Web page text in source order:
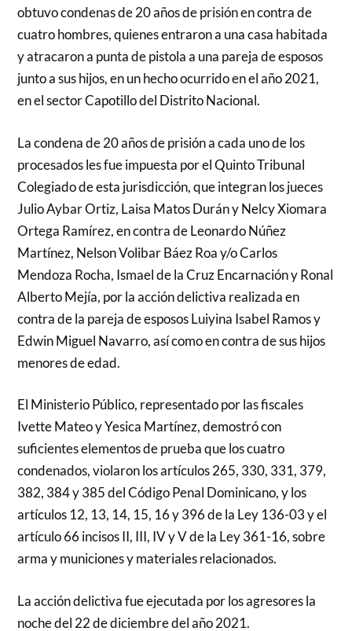
obtuvo condenas de 20 años de prisión en contra de
cuatro hombres, quienes entraron a una casa habitada
y atracaron a punta de pistola a una pareja de esposos
junto a sus hijos, en un hecho ocurrido en el año 2021,
en el sector Capotillo del Distrito Nacional.
La condena de 20 años de prisión a cada uno de los
procesados les fue impuesta por el Quinto Tribunal
Colegiado de esta jurisdicción, que integran los jueces
Julio Aybar Ortiz, Laisa Matos Durán y Nelcy Xiomara
Ortega Ramírez, en contra de Leonardo Núñez
Martínez, Nelson Volibar Báez Roa y/o Carlos
Mendoza Rocha, Ismael de la Cruz Encarnación y Ronal
Alberto Mejía, por la acción delictiva realizada en
contra de la pareja de esposos Luiyina Isabel Ramos y
Edwin Miguel Navarro, así como en contra de sus hijos
menores de edad.
El Ministerio Público, representado por las fiscales
Ivette Mateo y Yesica Martínez, demostró con
suficientes elementos de prueba que los cuatro
condenados, violaron los artículos 265, 330, 331, 379,
382, 384 y 385 del Código Penal Dominicano, y los
artículos 12, 13, 14, 15, 16 y 396 de la Ley 136-03 y el
artículo 66 incisos II, III, IV y V de la Ley 361-16, sobre
arma y municiones y materiales relacionados.
La acción delictiva fue ejecutada por los agresores la
noche del 22 de diciembre del año 2021.